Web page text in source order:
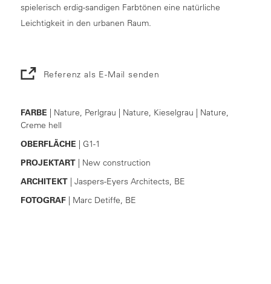
spielerisch erdig-sandigen Farbtönen eine natürliche
Leichtigkeit in den urbanen Raum.
Referenz als E-Mail senden
FARBE | Nature, Perlgrau | Nature, Kieselgrau | Nature,
Creme hell
OBERFLÄCHE | G1-1
PROJEKTART| New construction
ARCHITEKT| Jaspers-Eyers Architects, BE
FOTOGRAF| Marc Detiffe, BE